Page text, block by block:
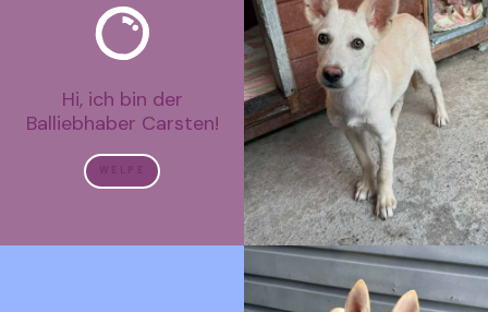
Hi, ich bin der
Balliebhaber Carsten!